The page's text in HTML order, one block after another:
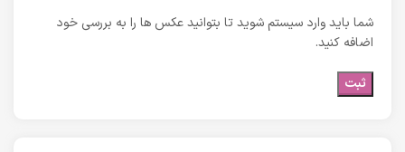
شما باید وارد سیستم شوید تا بتوانید عکس ها را به بررسی خود
اضافه کنید.